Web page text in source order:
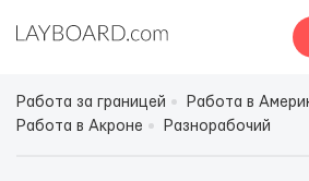
Работа за границей Работа в
Работа в Акроне
Разнорабочий